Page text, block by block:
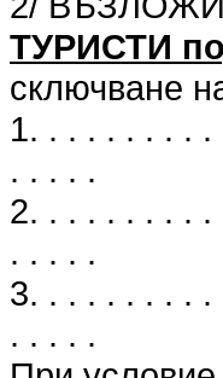
ТУРИСТИ
сключване
1. . . . . . . . .
. . . . .
2. . . . . . . . .
. . . . .
3. . . . . . . . .
. . . . .